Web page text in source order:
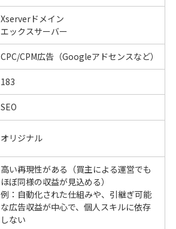
Xserverドメイン
エックスサーバー
CPC/CPM広告（Googleアドセンスなど）
183
SEO
オリジナル
高い再現性がある（買主による運営でも
ほぼ同様の収益が見込める）
例：自動化された仕組みや、引継ぎ可能
な広告収益が中心で、個人スキルに依存
しない